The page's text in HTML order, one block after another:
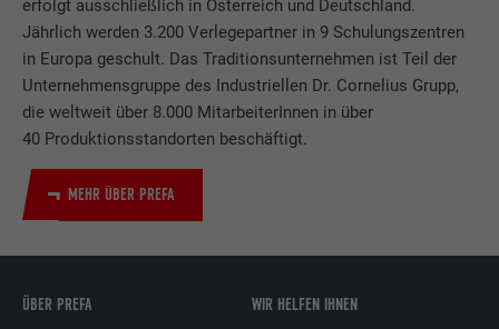
erfolgt ausschließlich in Österreich und Deutschland.
Jährlich werden 3.200 Verlegepartner in 9 Schulungszentren
in Europa geschult. Das Traditionsunternehmen ist Teil der
Unternehmensgruppe des Industriellen Dr. Cornelius Grupp,
die weltweit über 8.000 MitarbeiterInnen in über
40 Produktionsstandorten beschäftigt.
MEHR ÜBER PREFA
ÜBER PREFA WIR HELFEN IHNEN